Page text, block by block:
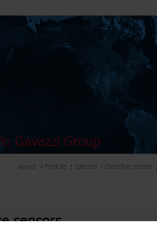
Gavazzi Group
Accueil Produits Capteurs Capacitive sensors
sensors